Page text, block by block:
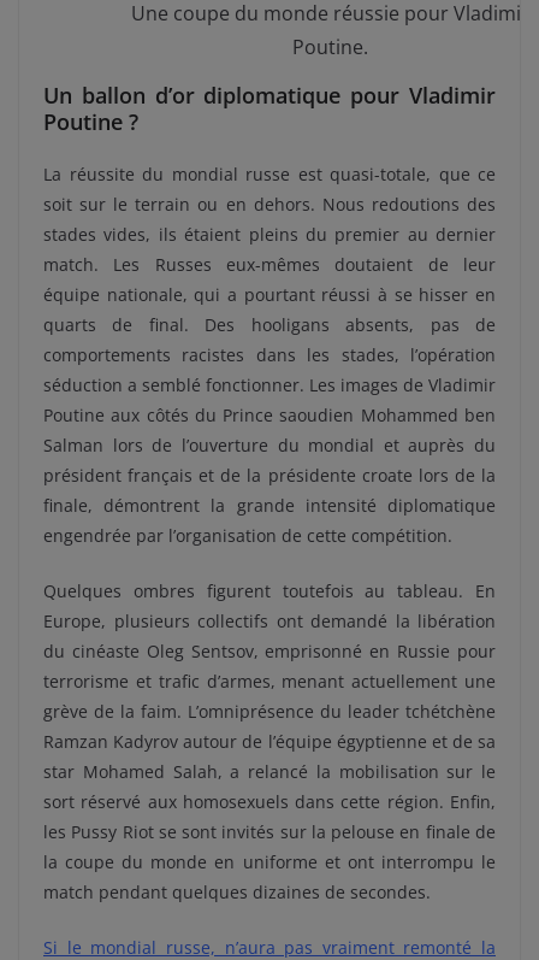
Une coupe du monde réussie pour Vladimir
Poutine.
Un ballon d’or diplomatique pour Vladimir
Poutine ?
La réussite du mondial russe est quasi-totale, que ce
soit sur le terrain ou en dehors. Nous redoutions des
stades vides, ils étaient pleins du premier au dernier
match. Les Russes eux-mêmes doutaient de leur
équipe nationale, qui a pourtant réussi à se hisser en
quarts de final. Des hooligans absents, pas de
comportements racistes dans les stades, l’opération
séduction a semblé fonctionner. Les images de Vladimir
Poutine aux côtés du Prince saoudien Mohammed ben
Salman lors de l’ouverture du mondial et auprès du
président français et de la présidente croate lors de la
finale, démontrent la grande intensité diplomatique
engendrée par l’organisation de cette compétition.
Quelques ombres figurent toutefois au tableau. En
Europe, plusieurs collectifs ont demandé la libération
du cinéaste Oleg Sentsov, emprisonné en Russie pour
terrorisme et trafic d’armes, menant actuellement une
grève de la faim. L’omniprésence du leader tchétchène
Ramzan Kadyrov autour de l’équipe égyptienne et de sa
star Mohamed Salah, a relancé la mobilisation sur le
sort réservé aux homosexuels dans cette région. Enfin,
les Pussy Riot se sont invités sur la pelouse en finale de
la coupe du monde en uniforme et ont interrompu le
match pendant quelques dizaines de secondes.
Si le mondial russe, n’aura pas vraiment remonté la